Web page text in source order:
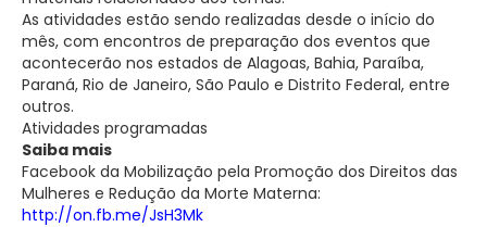
As atividades estão sendo realizadas desde o início do
mês, com encontros de preparação dos eventos que
acontecerão nos estados de Alagoas, Bahia, Paraíba,
Paraná, Rio de Janeiro, São Paulo e Distrito Federal, entre
outros.
Atividades programadas
Saiba mais
Facebook da Mobilização pela Promoção dos Direitos das
Mulheres e Redução da Morte Materna:
http://on.fb.me/JsH3Mk